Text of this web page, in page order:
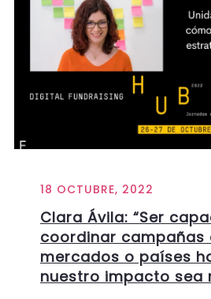
18 OCTUBRE, 2022
Clara Ávila: “Ser
coordinar campañas
mercados o países
nuestro impacto sea